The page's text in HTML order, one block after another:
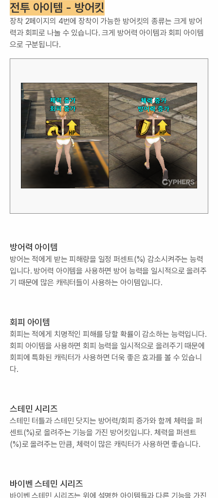
전투 아이템 - 방어킷
장착 2페이지의 4번에 장착이 가능한 방어킷의 종류는 크게 방어
력과 회피로 나눌 수 있습니다. 크게 방어력 아이템과 회피 아이템
으로 구분됩니다.
방어력 아이템
방어는 적에게 받는 피해량을 일정 퍼센트(%) 감소시켜주는 능력
입니다. 방어력 아이템을 사용하면 방어 능력을 일시적으로 올려주
기 때문에 많은 캐릭터들이 사용하는 아이템입니다.
회피 아이템
회피는 적에게 치명적인 피해를 당할 확률이 감소하는 능력입니다.
회피 아이템을 사용하면 회피 능력을 일시적으로 올려주기 때문에
회피에 특화된 캐릭터가 사용하면 더욱 좋은 효과를 볼 수 있습니
다.
스테민 시리즈
스테민 터틀과 스테민 닷지는 방어력/회피 증가와 함께 체력을 퍼
센트(%)로 올려주는 기능을 가진 방어킷입니다. 체력을 퍼센트
(%)로 올려주는 만큼, 체력이 많은 캐릭터가 사용하면 좋습니다.
바이벤 스테민 시리즈
바이벤 스테민 시리즈는 위에 설명한 아이템들과 다른 기능을 가진